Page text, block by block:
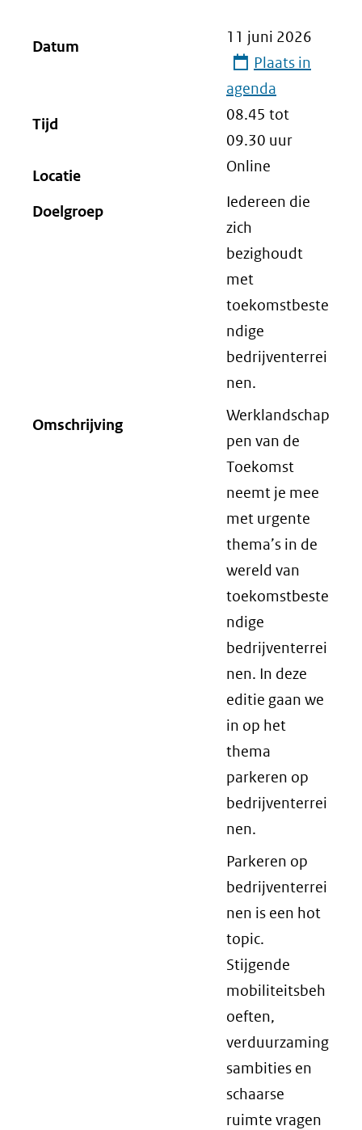
Datum
11 juni 2026
Plaats in
agenda
Tijd
08.45 tot
09.30 uur
Locatie
Online
Doelgroep
Iedereen die
zich
bezighoudt
met
toekomstbeste
ndige
bedrijventerrei
nen.
Omschrijving
Werklandschap
pen van de
Toekomst
neemt je mee
met urgente
thema’s in de
wereld van
toekomstbeste
ndige
bedrijventerrei
nen. In deze
editie gaan we
in op het
thema
parkeren op
bedrijventerrei
nen.
Parkeren op
bedrijventerrei
nen is een hot
topic.
Stijgende
mobiliteitsbeh
oeften,
verduurzaming
sambities en
schaarse
ruimte vragen